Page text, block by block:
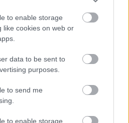
to enable storage
like cookies on web or
data to be sent to
purposes.
to send me
to enable storage